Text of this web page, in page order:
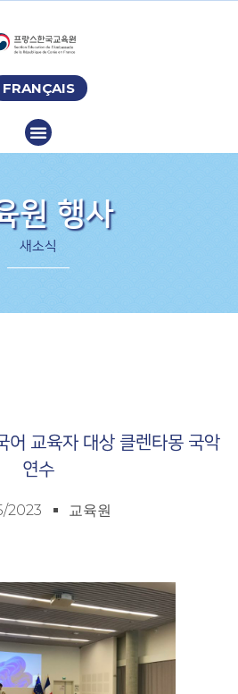
FRANÇAIS
원 행사
새소식
교육자 대상 클렌타몽 국악
연수
2023 교육원